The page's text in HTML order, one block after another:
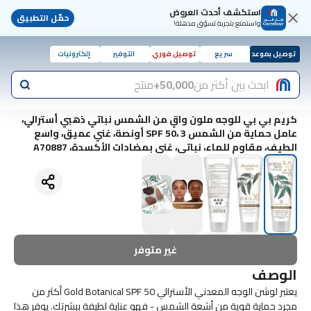
استكشف أحدث العروض
واستمتع بتجربة تسوّق مذهلة! حمّل التطبيق
توصيل بموعد سريع توصيل فوري التوفير إلكترونيات
ابحث بين أكثر من50,000+ منتج
كريم بي بي للوجه ملون واقٍ من الشمس نباتي ذهبي أسترالي،
عامل حماية من الشمس SPF 50، 3 أونصة، غني عميق، واسع
الطيف، مقاوم للماء، نباتي، غني بمضادات الأكسدة، A70887
غير متوفر
الوصف
يعتبر لوشن الوجه المعدني الأسترالي Gold Botanical SPF 50 أكثر من
مجرد حماية قوية من أشعة الشمس - فهو عناية لطيفة ببشرتك. يوفر هذا